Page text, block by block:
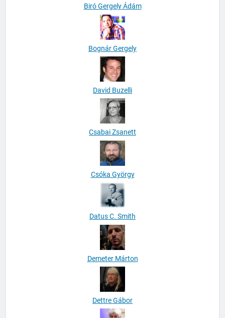
Biró Gergely Ádám
Bognár Gergely
David Buzelli
Csabai Zsanett
Csóka György
Datus C. Smith
Demeter Márton
Dettre Gábor